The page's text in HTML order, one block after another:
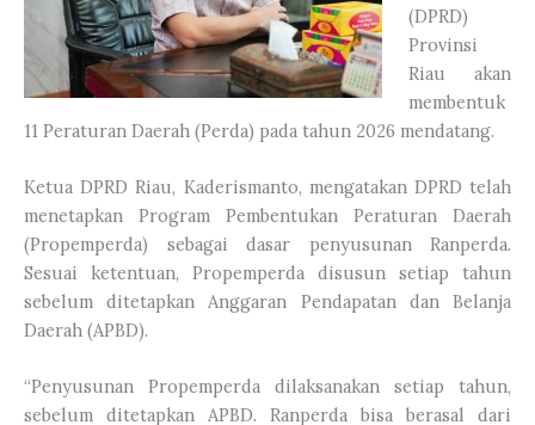
(DPRD)
Provinsi
Riau akan
membentuk
11 Peraturan Daerah (Perda) pada tahun 2026 mendatang.
Ketua DPRD Riau, Kaderismanto, mengatakan DPRD telah
menetapkan Program Pembentukan Peraturan Daerah
(Propemperda) sebagai dasar penyusunan Ranperda.
Sesuai ketentuan, Propemperda disusun setiap tahun
sebelum ditetapkan Anggaran Pendapatan dan Belanja
Daerah (APBD).
“Penyusunan Propemperda dilaksanakan setiap tahun,
sebelum ditetapkan APBD. Ranperda bisa berasal dari